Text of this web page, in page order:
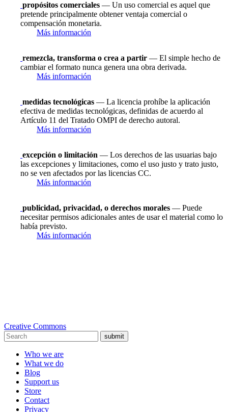
propósitos comerciales — Un uso comercial es aquel que
pretende principalmente obtener ventaja comercial o
compensación monetaria.
Más información
remezcla, transforma o crea a partir — El simple hecho de
cambiar el formato nunca genera una obra derivada.
Más información
medidas tecnológicas — La licencia prohíbe la aplicación
efectiva de medidas tecnológicas, definidas de acuerdo al
Artículo 11 del Tratado OMPI de derecho autoral.
Más información
excepción o limitación — Los derechos de las usuarias bajo
las excepciones y limitaciones, como el uso justo y trato justo,
no se ven afectados por las licencias CC.
Más información
publicidad, privacidad, o derechos morales — Puede
necesitar permisos adicionales antes de usar el material como lo
había previsto.
Más información
Creative Commons
submit
Who we are
What we do
Blog
Support us
Store
Contact
Privacy